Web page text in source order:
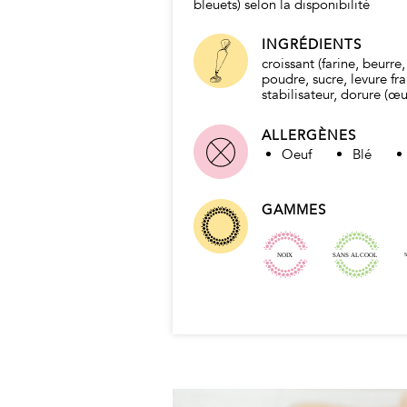
bleuets) selon la disponibilité
INGRÉDIENTS
croissant (farine,
poudre, sucre, levure
stabilisateur, dorure
framboise, lait condensé
de coco, jus de citron,
mais, agar agar,
disponibilité).
ALLERGÈNES
Oeuf
Blé
GAMMES